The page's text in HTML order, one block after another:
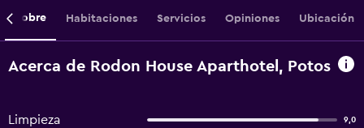
Sobre Habitaciones Servicios Opiniones Ubicación
Acerca de Rodon House Aparthotel, Potos
Limpieza 9,0